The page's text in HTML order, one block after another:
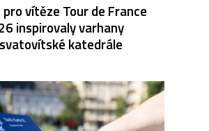
vítěze Tour de France
inspirovaly varhany
katedrále